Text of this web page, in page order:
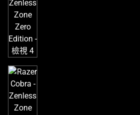
個
影
像
按
即
可
變
更